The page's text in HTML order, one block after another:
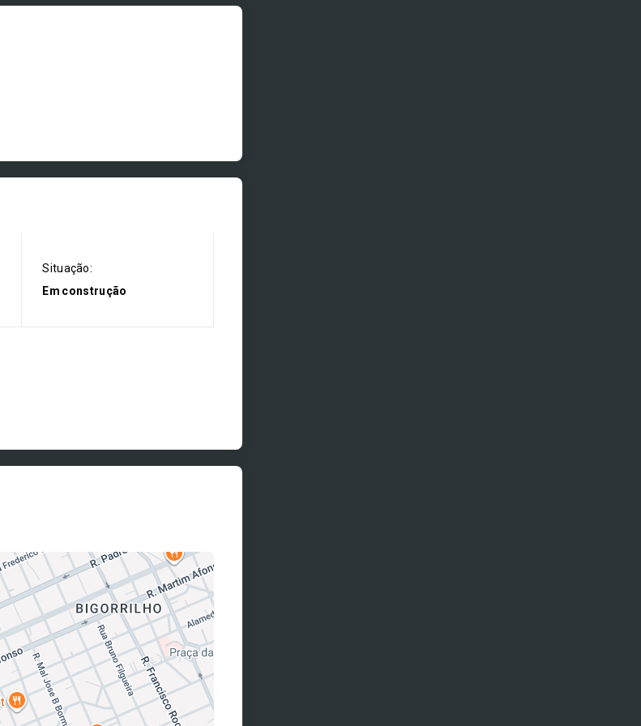
Situação:
Em construção